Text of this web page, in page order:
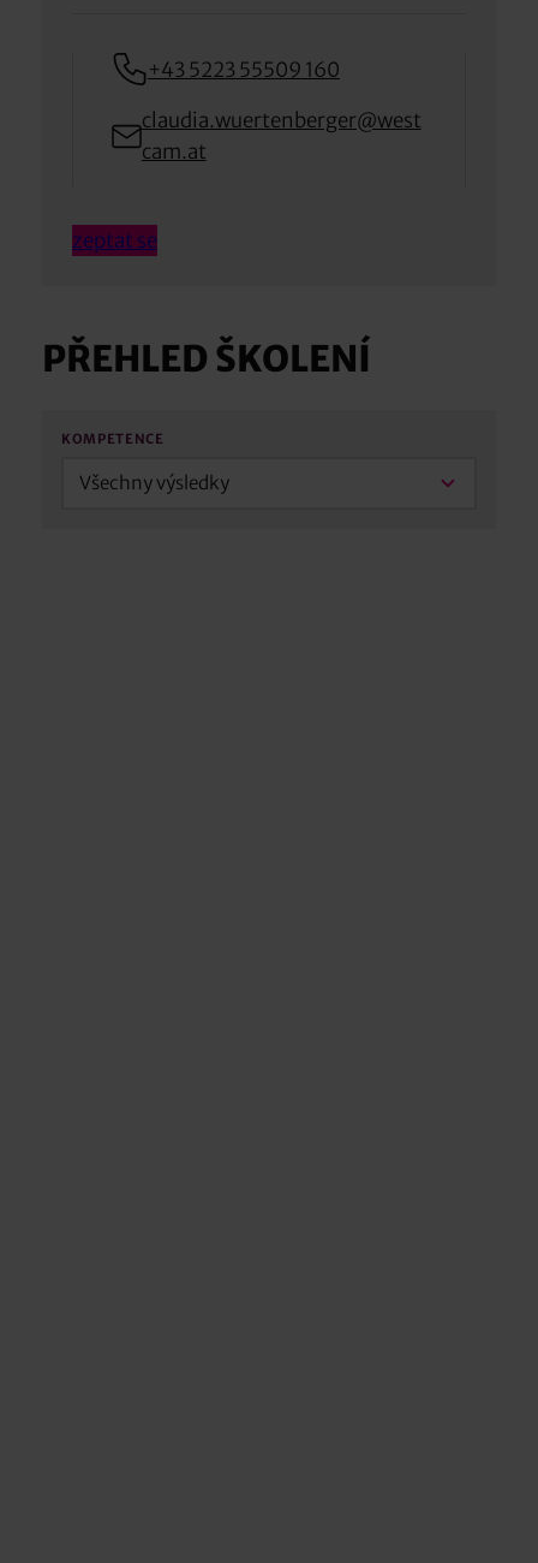
+43 5223 55509 160
claudia.wuertenberger@west
cam.at
zeptat se
PŘEHLED ŠKOLENÍ
KOMPETENCE
Všechny výsledky